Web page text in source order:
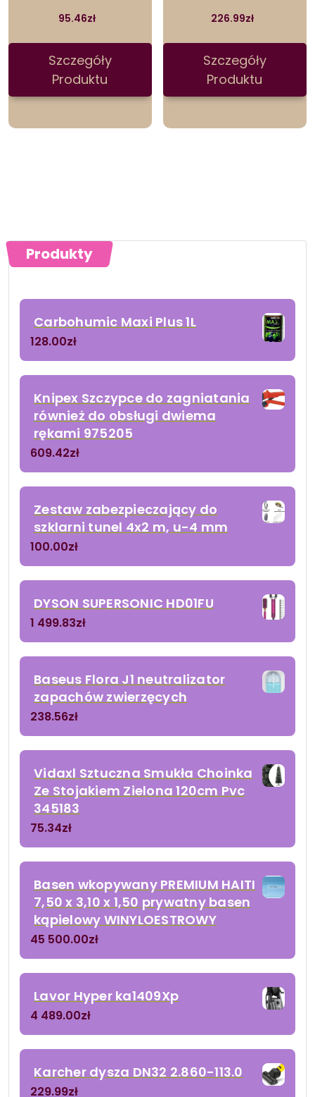
95.46zł
Szczegóły
Produktu
226.99zł
Szczegóły
Produktu
Produkty
Carbohumic Maxi Plus 1L
128.00zł
Knipex Szczypce do zagniatania
również do obsługi dwiema
rękami 975205
609.42zł
Zestaw zabezpieczający do
szklarni tunel 4x2 m, u-4 mm
100.00zł
DYSON SUPERSONIC HD01FU
1 499.83zł
Baseus Flora J1 neutralizator
zapachów zwierzęcych
238.56zł
Vidaxl Sztuczna Smukła Choinka
Ze Stojakiem Zielona 120cm Pvc
345183
75.34zł
Basen wkopywany PREMIUM HAITI
7,50 x 3,10 x 1,50 prywatny basen
kąpielowy WINYLOESTROWY
45 500.00zł
Lavor Hyper ka1409Xp
4 489.00zł
Karcher dysza DN32 2.860-113.0
229.99zł